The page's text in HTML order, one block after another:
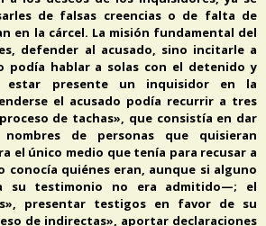
de falsas creencias o de falta de
en la cárcel. La misión fundamental del
defender al acusado, sino incitarle a
podía hablar a solas con el detenido y
estar presente un inquisidor en la
el acusado podía recurrir a tres
de tachas», que consistía en dar
de personas que quisieran
el único medio que tenía para recusar a
conocía quiénes eran, aunque si alguno
su testimonio no era admitido—; el
presentar testigos en favor de su
de indirectas», aportar declaraciones